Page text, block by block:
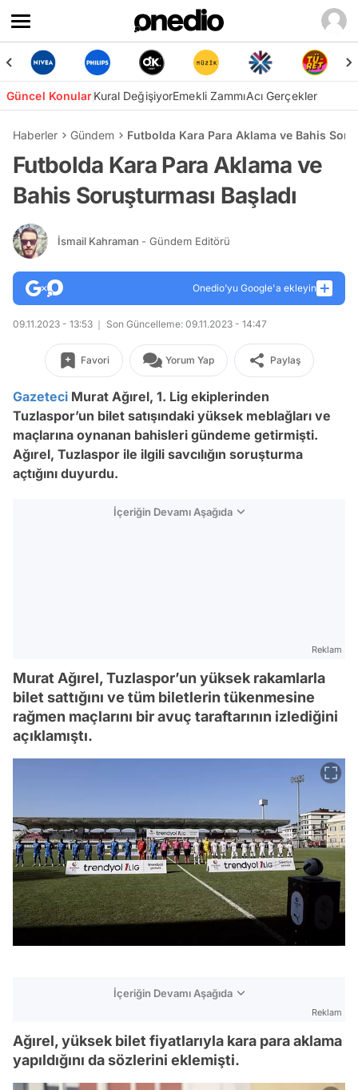
Güncel KonularKural DeğişiyorEmekli ZammıAcı Gerçekler
Haberler Gündem Futbolda Kara Para Aklama ve Bahis
Futbolda Kara Para Aklama ve
Bahis Soruşturması Başladı
İsmail Kahraman - Gündem Editörü
Onedio’yu Google'a ekleyin
09.11.2023 - 13:53 Son Güncelleme: 09.11.2023 - 14:47
Favori Yorum Yap Paylaş
Gazeteci Murat Ağırel, 1. Lig ekiplerinden
Tuzlaspor’un bilet satışındaki yüksek meblağları ve
maçlarına oynanan bahisleri gündeme getirmişti.
Ağırel, Tuzlaspor ile ilgili savcılığın soruşturma
açtığını duyurdu.
İçeriğin Devamı Aşağıda
Reklam
Murat Ağırel, Tuzlaspor’un yüksek rakamlarla
bilet sattığını ve tüm biletlerin tükenmesine
rağmen maçlarını bir avuç taraftarının izlediğini
açıklamıştı.
İçeriğin Devamı Aşağıda
Reklam
Ağırel, yüksek bilet fiyatlarıyla kara para aklama
yapıldığını da sözlerini eklemişti.